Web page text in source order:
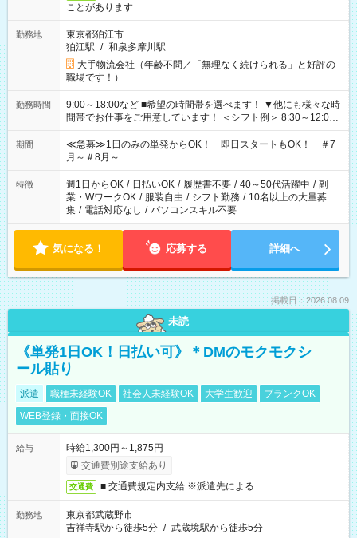
ことがあります
勤務地
東京都狛江市
狛江駅 / 和泉多摩川駅
大手物流会社（年齢不問／「無理なく続けられる」と好評の
職場です！）
勤務時間
9:00～18:00など ■希望の時間帯を選べます！ ▼他にも様々な時
間帯でお仕事をご用意しています！ ＜シフト例＞ 8:30～12:00
17:00～22:00 13:00～22:00 22:00～翌6:00 など
期間
≪急募≫1日のみの単発からOK！ 即日スタートもOK！ ＃7
月～＃8月～
特徴 週1日からOK / 日払いOK / 履歴書不要 / 40～50代活躍中 / 副
業・WワークOK / 服装自由 / シフト勤務 / 10名以上の大量募
集 / 電話対応なし / パソコンスキル不要
気になる！ 応募する 詳細へ
掲載日：2026.08.09
未読
《単発1日OK！日払い可》＊DMのモクモクシ
ール貼り
派遣 職種未経験OK 社会人未経験OK 大学生歓迎
ブランクOK
WEB登録・面接OK
給与
時給1,300円～1,875円
交通費別途支給あり
交通費 ■ 交通費規定内支給 ※派遣先による
勤務地
東京都武蔵野市
吉祥寺駅から徒歩5分 / 武蔵境駅から徒歩5分